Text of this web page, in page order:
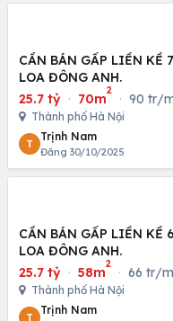
CẦN BÁN GẤP LIỀN KỀ
LOA ĐÔNG ANH.
25.7 tỷ · 70m
2
· 90 tr/
Thành phố Hà Nội
T
Trịnh Nam
Đăng 30/10/2025
CẦN BÁN GẤP LIỀN KỀ
LOA ĐÔNG ANH.
25.7 tỷ · 58m
2
· 66 tr/m
Thành phố Hà Nội
T
Trịnh Nam